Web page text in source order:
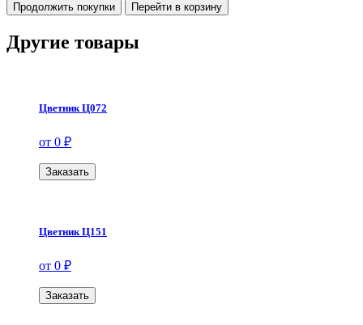
Продолжить покупки Перейти в корзину
Другие товары
Цветник Ц072
от 0 ₽
Заказать
Цветник Ц151
от 0 ₽
Заказать